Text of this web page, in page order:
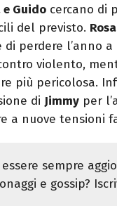
Guido cercano di
del previsto.
perdere l’anno
violento,
più pericolosa.
di Jimmy per
a nuove tensioni
essere sempre
e gossip?